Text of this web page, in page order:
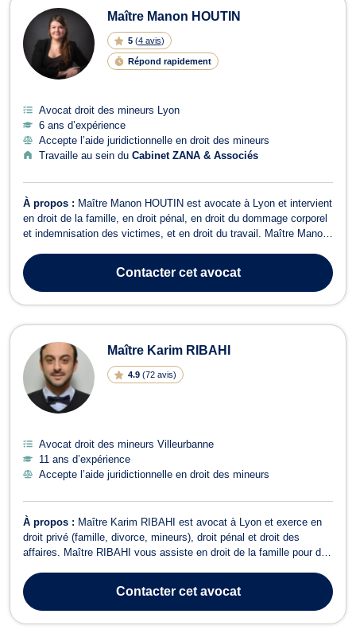
Maître Manon HOUTIN
5 (4 avis)
Répond rapidement
Avocat droit des mineurs Lyon
6 ans d’expérience
Accepte l’aide juridictionnelle en droit des mineurs
Travaille au sein du Cabinet ZANA & Associés
À propos : Maître Manon HOUTIN est avocate à Lyon et intervient
en droit de la famille, en droit pénal, en droit du dommage corporel
et indemnisation des victimes, et en droit du travail. Maître Manon
du domaine familial comme la séparation et le divorce. Elle vous...
Contactercet avocat
Maître Karim RIBAHI
4.9 (72 avis)
Avocat droit des mineurs Villeurbanne
11 ans d’expérience
Accepte l’aide juridictionnelle en droit des mineurs
À propos : Maître Karim RIBAHI est avocat à Lyon et exerce en
droit privé (famille, divorce, mineurs), droit pénal et droit des
affaires. Maître RIBAHI vous assiste en droit de la famille pour des
PACS, la définition de l'autorité parentale. Maître RIBAHI intervient
en ...
Contactercet avocat